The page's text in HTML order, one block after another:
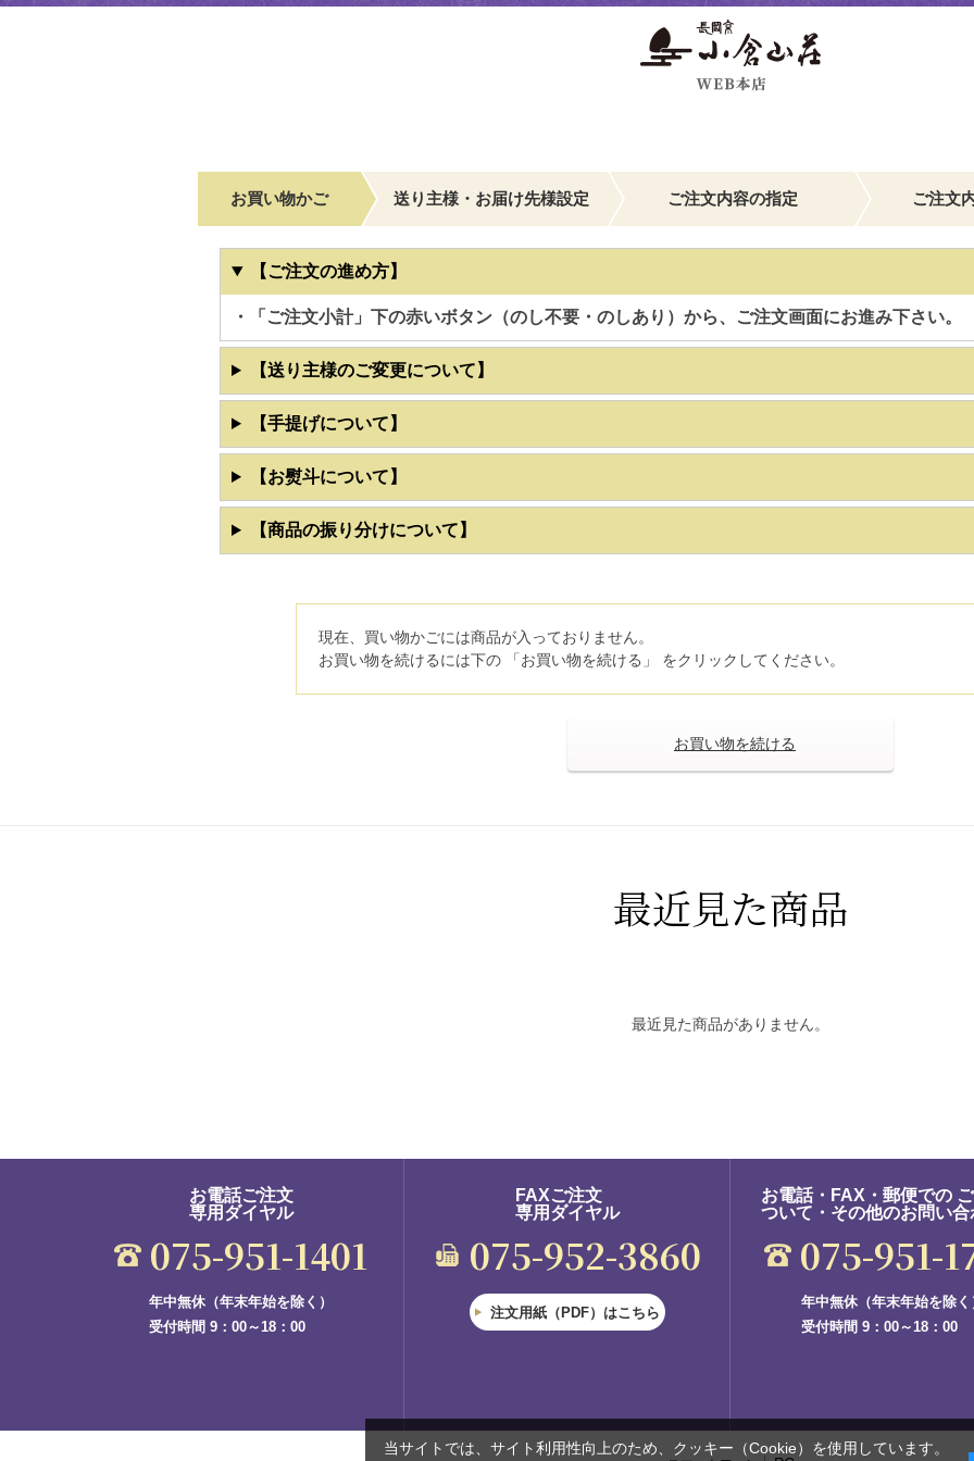
お買い物かご 送り主様・お届け先様設定 ご注文内容の指定 ご注文
【ご注文の進め方】
・「ご注文小計」下の赤いボタン（のし不要・のしあり）から、ご注文画面にお進み下さい。
【送り主様のご変更について】
【手提げについて】
【お熨斗について】
【商品の振り分けについて】
現在、買い物かごには商品が入っておりません。
お買い物を続けるには下の 「お買い物を続ける」 をクリックしてください。
最近見た商品
最近見た商品がありません。
お電話ご注文
専用ダイヤル
075-951-1401
年中無休（年末年始を除く）
受付時間 9：00～18：00
FAXご注文
専用ダイヤル
075-952-3860
注文用紙（PDF）はこちら
お電話・FAX・郵便での
ついて・その他のお問い合
075-951-
年中無休（年末年始を除く
受付時間 9：00～18：00
当サイトでは、サイト利用性向上のため、クッキー（Cookie）を使用しています。